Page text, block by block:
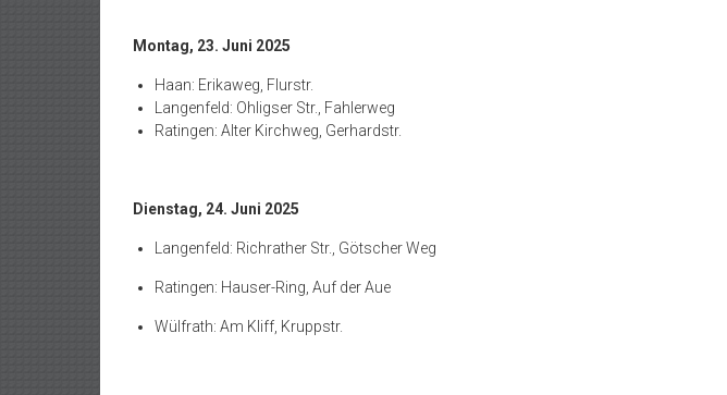
Montag, 23. Juni 2025
Haan: Erikaweg, Flurstr.
Langenfeld: Ohligser Str., Fahlerweg
Ratingen: Alter Kirchweg, Gerhardstr.
Dienstag, 24. Juni 2025
Langenfeld: Richrather Str., Götscher Weg
Ratingen: Hauser-Ring, Auf der Aue
Wülfrath: Am Kliff, Kruppstr.